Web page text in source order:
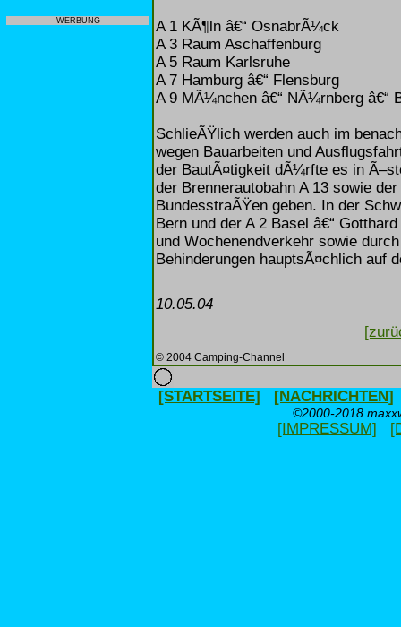
WERBUNG
A 1 KÃ¶ln â€“ OsnabrÃ¼ck
A 3 Raum Aschaffenburg
A 5 Raum Karlsruhe
A 7 Hamburg â€“ Flensburg
A 9 MÃ¼nchen â€“ NÃ¼rnberg â€“
SchlieÃŸlich werden auch im
wegen Bauarbeiten und
der BautÃ¤tigkeit dÃ¼rfte es in
der Brennerautobahn A 13 sowie
BundesstraÃŸen geben. In der
Bern und der A 2 Basel â€“
und Wochenendverkehr sowie
Behinderungen hauptsÃ¤chlich auf
10.05.04
© 2004 Camping-Channel
[STARTSEITE] [NACHRICHTEN]
©2000-2018
[IMPRESSUM]